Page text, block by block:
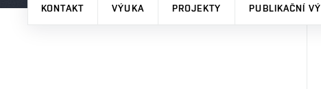
KONTAKT VÝUKA PROJEKTY PUBLIKAČNÍ